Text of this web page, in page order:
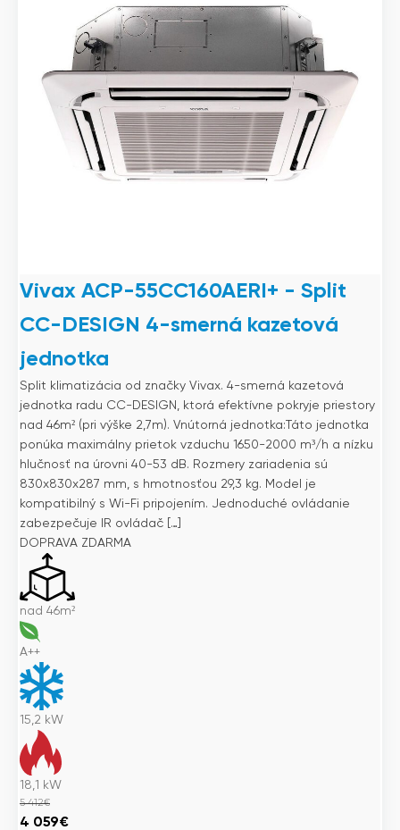
Vivax ACP-55CC160AERI+ - Split
CC-DESIGN 4-smerná kazetová
jednotka
Split klimatizácia od značky Vivax. 4-smerná kazetová
jednotka radu CC-DESIGN, ktorá efektívne pokryje priestory
nad 46m² (pri výške 2,7m). Vnútorná jednotka:Táto jednotka
ponúka maximálny prietok vzduchu 1650-2000 m³/h a nízku
hlučnosť na úrovni 40-53 dB. Rozmery zariadenia sú
830x830x287 mm, s hmotnosťou 29,3 kg. Model je
kompatibilný s Wi-Fi pripojením. Jednoduché ovládanie
zabezpečuje IR ovládač […]
DOPRAVA ZDARMA
nad 46m²
A++
15,2 kW
18,1 kW
5 412€
Pôvodná
4 059€Aktuálna